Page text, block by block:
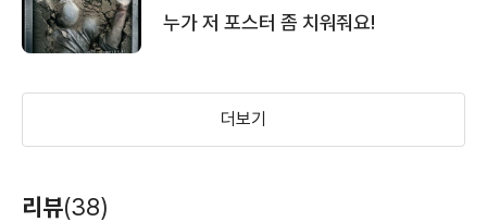
누가 저 포스터 좀 치워줘요!
더보기
리뷰(38)